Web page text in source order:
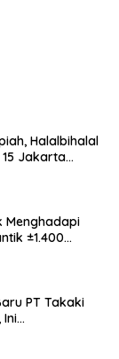
Halalbihalal
15 Jakarta
Menghadapi
±1.400
PT Takaki
Ini